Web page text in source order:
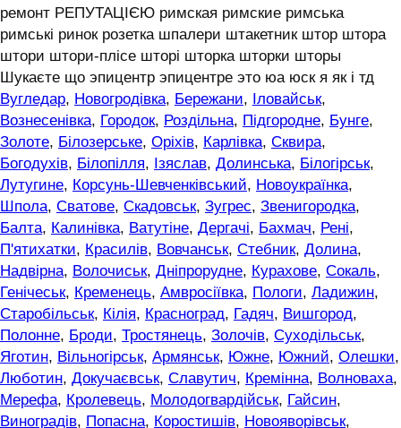
ремонт РЕПУТАЦІЄЮ римская римские римська
римські ринок розетка шпалери штакетник штор штора
штори штори-плісе шторі шторка шторки шторы
Шукаєте що эпицентр эпицентре это юа юск я як і тд
Вугледар, Новогродівка, Бережани, Іловайськ,
Вознесенівка, Городок, Роздільна, Підгородне, Бунге,
Золоте, Білозерське, Оріхів, Карлівка, Сквира,
Богодухів, Білопілля, Ізяслав, Долинська, Білогірськ,
Лутугине, Корсунь-Шевченківський, Новоукраїнка,
Шпола, Сватове, Скадовськ, Зугрес, Звенигородка,
Балта, Калинівка, Ватутіне, Дергачі, Бахмач, Рені,
П'ятихатки, Красилів, Вовчанськ, Стебник, Долина,
Надвірна, Волочиськ, Дніпрорудне, Курахове, Сокаль,
Генічеськ, Кременець, Амвросіївка, Пологи, Ладижин,
Старобільськ, Кілія, Красноград, Гадяч, Вишгород,
Полонне, Броди, Тростянець, Золочів, Суходільськ,
Яготин, Вільногірськ, Армянськ, Южне, Южний, Олешки,
Люботин, Докучаєвськ, Славутич, Кремінна, Волноваха,
Мерефа, Кролевець, Молодогвардійськ, Гайсин,
Виноградів, Попасна, Коростишів, Новояворівськ,